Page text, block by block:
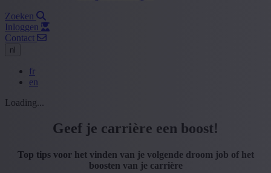
Zoeken
Inloggen
Contact
nl
fr
en
Loading...
Geef je carrière een boost!
Top tips voor het vinden van je volgende droom job of het
boosten van je carrière